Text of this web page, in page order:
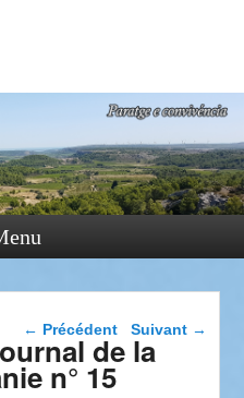
Paratge e Convivència
Navigation dans les
articles
← Précédent Suivant →
de la
n° 15